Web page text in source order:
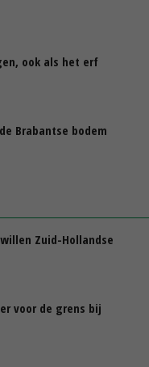
ook als het erf
Brabantse bodem
Zuid-Hollandse
voor de grens bij